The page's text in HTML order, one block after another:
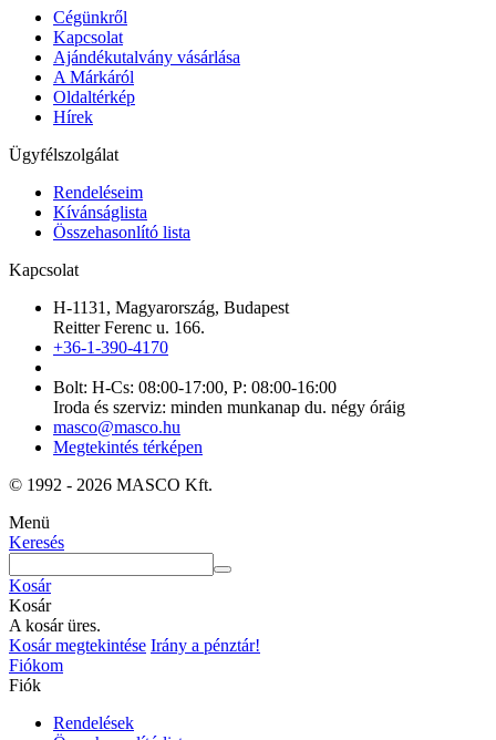
Cégünkről
Kapcsolat
Ajándékutalvány vásárlása
A Márkáról
Oldaltérkép
Hírek
Ügyfélszolgálat
Rendeléseim
Kívánságlista
Összehasonlító lista
Kapcsolat
H-1131, Magyarország, Budapest
Reitter Ferenc u. 166.
+36-1-390-4170
Bolt: H-Cs: 08:00-17:00, P: 08:00-16:00
Iroda és szerviz: minden munkanap du. négy óráig
masco@masco.hu
Megtekintés térképen
© 1992 - 2026 MASCO Kft.
Menü
Keresés
Kosár
Kosár
A kosár üres.
Kosár megtekintése Irány a pénztár!
Fiókom
Fiók
Rendelések